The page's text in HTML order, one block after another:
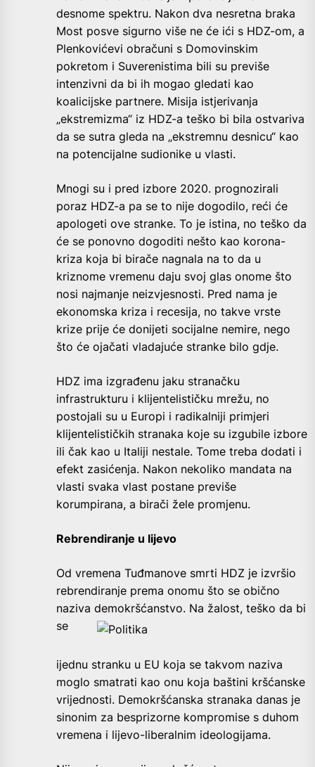
desnome spektru. Nakon dva nesretna braka
Most posve sigurno više ne će ići s HDZ-om, a
Plenkovićevi obračuni s Domovinskim
pokretom i Suverenistima bili su previše
intenzivni da bi ih mogao gledati kao
koalicijske partnere. Misija istjerivanja
„ekstremizma“ iz HDZ-a teško bi bila ostvariva
da se sutra gleda na „ekstremnu desnicu“ kao
na potencijalne sudionike u vlasti.
Mnogi su i pred izbore 2020. prognozirali
poraz HDZ-a pa se to nije dogodilo, reći će
apologeti ove stranke. To je istina, no teško da
će se ponovno dogoditi nešto kao korona-
kriza koja bi birače nagnala na to da u
kriznome vremenu daju svoj glas onome što
nosi najmanje neizvjesnosti. Pred nama je
ekonomska kriza i recesija, no takve vrste
krize prije će donijeti socijalne nemire, nego
što će ojačati vladajuće stranke bilo gdje.
HDZ ima izgrađenu jaku stranačku
infrastrukturu i klijentelističku mrežu, no
postojali su u Europi i radikalniji primjeri
klijentelističkih stranaka koje su izgubile izbore
ili čak kao u Italiji nestale. Tome treba dodati i
efekt zasićenja. Nakon nekoliko mandata na
vlasti svaka vlast postane previše
korumpirana, a birači žele promjenu.
Rebrendiranje u lijevo
Od vremena Tuđmanove smrti HDZ je izvršio
rebrendiranje prema onomu što se obično
naziva demokršćanstvo. Na žalost, teško da bi
se
ijednu stranku u EU koja se takvom naziva
moglo smatrati kao onu koja baštini kršćanske
vrijednosti. Demokršćanska stranaka danas je
sinonim za besprizorne kompromise s duhom
vremena i lijevo-liberalnim ideologijama.